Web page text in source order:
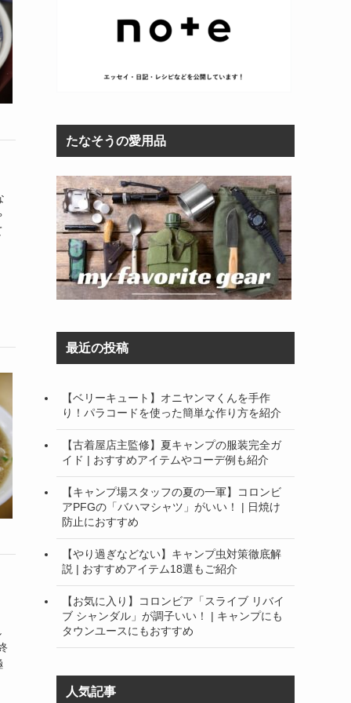
たなそうの愛用品
最近の投稿
【ベリーキュート】オニヤンマくんを手作
り！パラコードを使った簡単な作り方を紹介
【古着屋店主監修】夏キャンプの服装完全ガ
イド | おすすめアイテムやコーデ例も紹介
【キャンプ場スタッフの夏の一軍】コロンビ
アPFGの「バハマシャツ」がいい！ | 日焼け
防止におすすめ
【やり過ぎなどない】キャンプ虫対策徹底解
説 | おすすめアイテム18選もご紹介
【お気に入り】コロンビア「スライブ リバイ
ブ シャンダル」が調子いい！ | キャンプにも
タウンユースにもおすすめ
人気記事